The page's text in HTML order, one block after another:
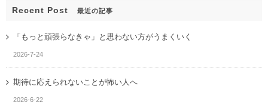
Recent Post 最近の記事
「もっと頑張らなきゃ」と思わない方がうまくいく
2026-7-24
期待に応えられないことが怖い人へ
2026-6-22